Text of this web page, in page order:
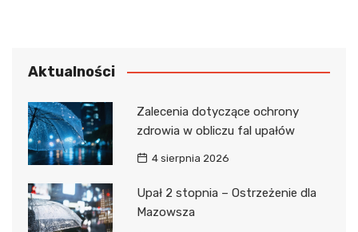
Aktualności
Zalecenia dotyczące ochrony
zdrowia w obliczu fal upałów
4 sierpnia 2026
Upał 2 stopnia – Ostrzeżenie dla
Mazowsza